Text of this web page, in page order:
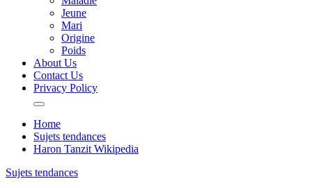
Jeune
Mari
Origine
Poids
About Us
Contact Us
Privacy Policy
Home
Sujets tendances
Haron Tanzit Wikipedia
Sujets tendances